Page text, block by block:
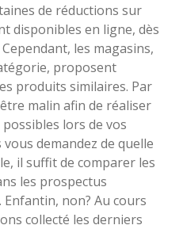
de réductions sur
disponibles en ligne, dès
les magasins,
proposent
produits similaires. Par
malin afin de réaliser
lors de vos
vous demandez de quelle
il suffit de comparer les
les prospectus
non? Au cours
collecté les derniers